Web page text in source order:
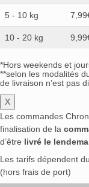
5 - 10 kg
10 - 20 kg
*Hors weekends et
**selon les modalités
de livraison n’est pas
X
Les commandes
finalisation de la
d’être livré le
Les tarifs dépendent
(hors frais de port)